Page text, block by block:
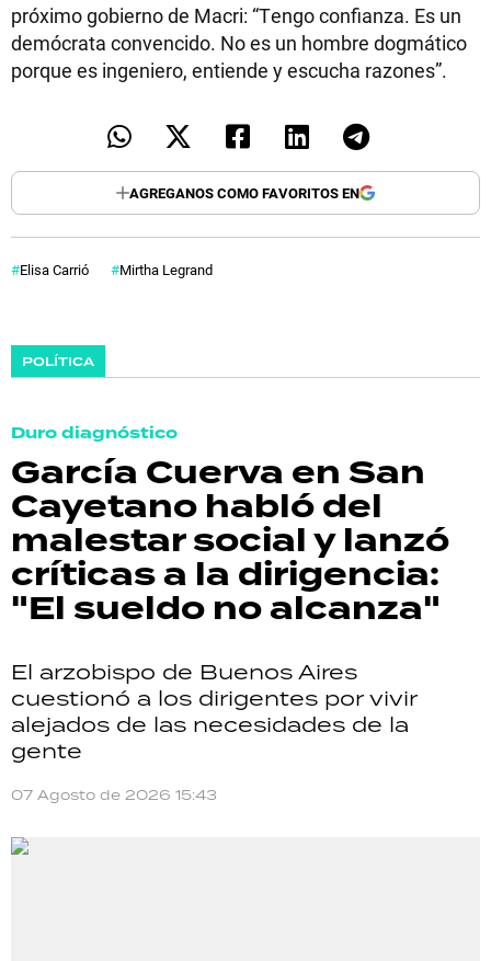
próximo gobierno de Macri: “Tengo confianza. Es un
demócrata convencido. No es un hombre dogmático
porque es ingeniero, entiende y escucha razones”.
AGREGANOS COMO FAVORITOS EN
Elisa Carrió Mirtha Legrand
POLÍTICA
Duro diagnóstico
García Cuerva en San
Cayetano habló del
malestar social y lanzó
críticas a la dirigencia:
"El sueldo no alcanza"
El arzobispo de Buenos Aires
cuestionó a los dirigentes por vivir
alejados de las necesidades de la
gente
07 Agosto de 2026 15:43